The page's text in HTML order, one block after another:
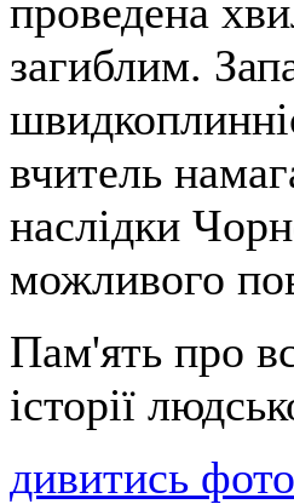
проведена
загиблим.
вчитель
наслідки
можливого
Пам'ять про
історії
дивитись фото